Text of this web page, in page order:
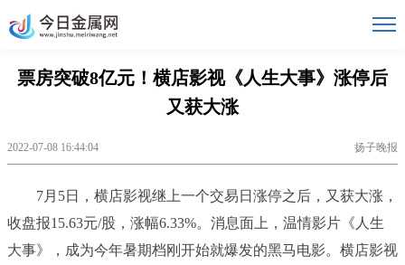
票房突破8亿元！横店影视《人生大事》涨停后
又获大涨
2022-07-08 16:44:04 扬子晚报
7月5日，横店影视继上一个交易日涨停之后，又获大涨，
收盘报15.63元/股，涨幅6.33%。消息面上，温情影片《人生
大事》，成为今年暑期档刚开始就爆发的黑马电影。横店影视